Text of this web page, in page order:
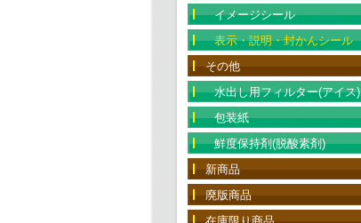
イメージシール
表示・説明・封かんシール
その他
水出し用フィルター(アイス)
包装紙
鮮度保持剤(脱酸素剤)
新商品
廃版商品